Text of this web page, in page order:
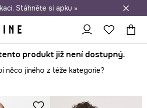
při nákupu nad 1 200 Kč
Stáhněte si apku »
produkt již není dostupný.
něco jiného z téže kategorie?